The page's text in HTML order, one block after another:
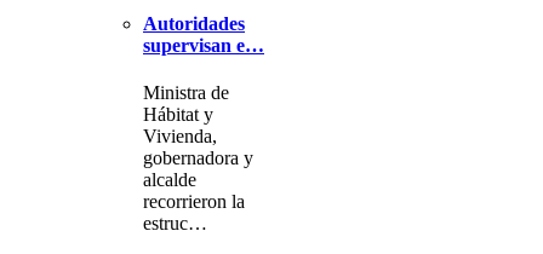
Autoridades
supervisan e…
Ministra de
Hábitat y
Vivienda,
gobernadora y
alcalde
recorrieron la
estruc…